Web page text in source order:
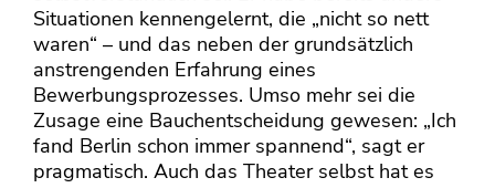
Situationen kennengelernt, die „nicht so nett
waren“ – und das neben der grundsätzlich
anstrengenden Erfahrung eines
Bewerbungsprozesses. Umso mehr sei die
Zusage eine Bauchentscheidung gewesen: „Ich
fand Berlin schon immer spannend“, sagt er
pragmatisch. Auch das Theater selbst hat es